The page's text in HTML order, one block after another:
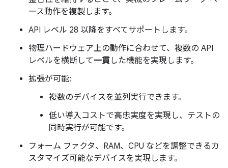
ース動作を複製します。
API レベル 28 以降をすべてサポートします。
物理ハードウェア上の動作に合わせて、複数の API
レベルを横断して一貫した機能を実現します。
拡張が可能:
複数のデバイスを並列実行できます。
低い導入コストで高忠実度を実現し、テストの
同時実行が可能です。
フォーム ファクタ、RAM、CPU などを調整できるカ
スタマイズ可能なデバイスを実現します。